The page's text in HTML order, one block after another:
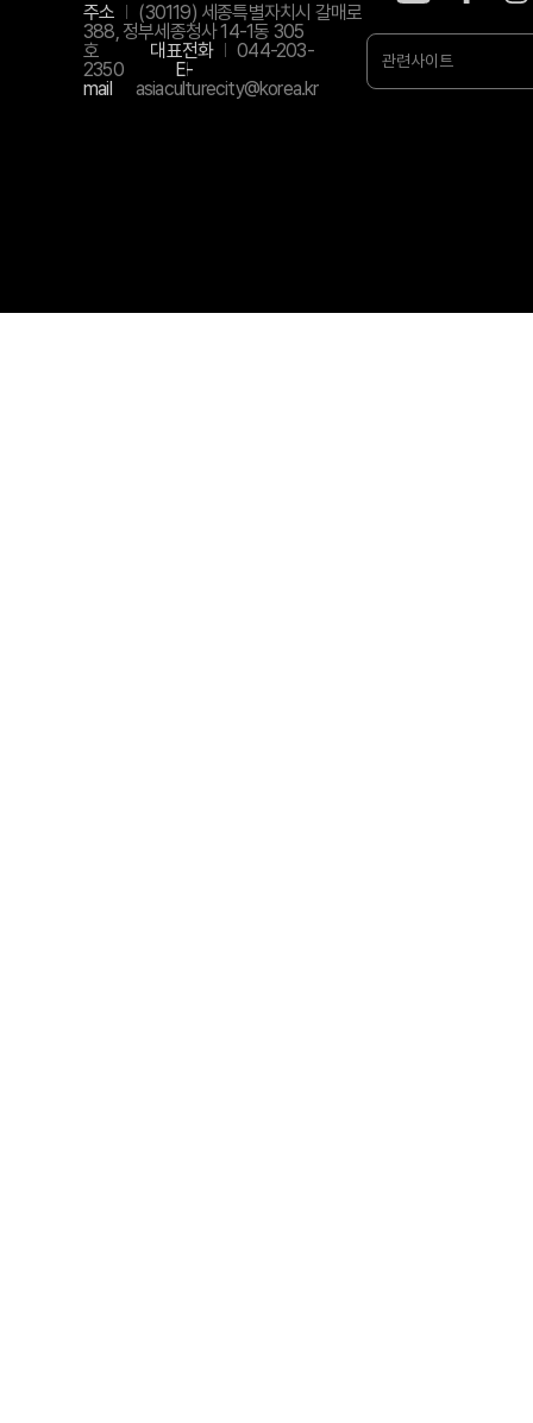
주소
(30119) 세종특별자치시 갈매로
388, 정부세종청사 14-1동 305
호
대표전화
044-203-
2350
E-
mail
asiaculturecity@korea.kr
관련사이트